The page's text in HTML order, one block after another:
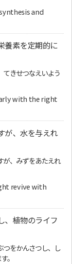
and
養素を定期的に
てきせつなえいよう
with the right
が、水を与えれ
が、みずをあたえれ
revive with
、植物のライフ
つをかんさつし、し
。